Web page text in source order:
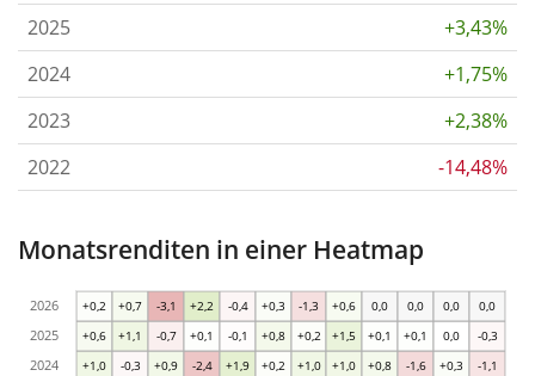
2025
+3,43%
2024
+1,75%
2023
+2,38%
2022
-14,48%
Monatsrenditen in einer Heatmap
+1,0 -0,3 +0,9 -2,4 +1,9 +0,2 +1,0 +1,0 +0,8 -1,6 +0,3 -1,1
+0,6 +1,1 -0,7 +0,1 -0,1 +0,8 +0,2 +1,5 +0,1 +0,1 0,0 -0,3
+0,2 +0,7 -3,1 +2,2 -0,4 +0,3 -1,3 +0,6 0,0 0,0 0,0 0,0
2024
2025
2026